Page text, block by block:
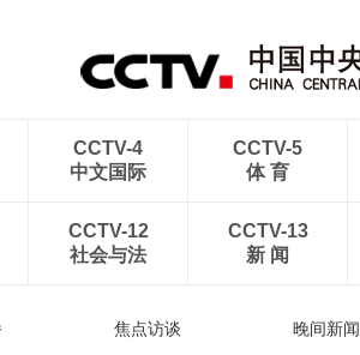
CCTV-4
中文国际
CCTV-5
体 育
CCTV-12
社会与法
CCTV-13
新 闻
焦点访谈 晚间新闻